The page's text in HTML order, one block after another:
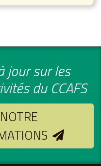
jour sur les
du CCAFS